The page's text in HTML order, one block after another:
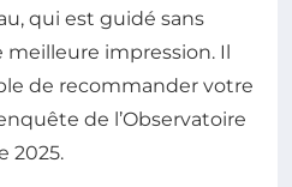
qui est guidé sans
meilleure impression. Il
de recommander votre
de l’Observatoire
2025.